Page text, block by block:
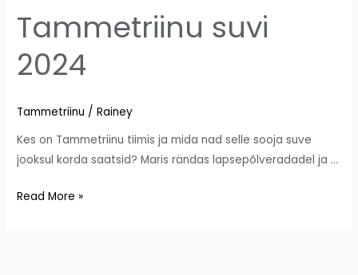
Tammetriinu suvi
2024
Tammetriinu /Rainey
Kes on Tammetriinu tiimis ja mida nad selle sooja suve
jooksul korda saatsid? Maris rändas lapsepõlveradadel ja …
Read More »